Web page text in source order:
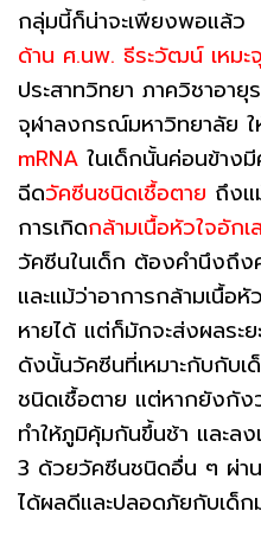
กลุ่มนี้ก็น่าจะเพียงพอแล้ว
ด้าน ศ.นพ. ธีระวัฒน์ เหมะ
ประสาทวิทยา ภาควิชาอา
จุฬาลงกรณ์มหาวิทยาลัย ใ
mRNA ในเด็กนั้นค่อนข้าง
ฉีดวัคซีนชนิดเชื้อตาย ถึงแ
การเกิดกล้ามเนื้อหัวใจอักเ
วัคซีนในเด็ก ต้องคำนึงถึ
และแม้ว่าอาการกล้ามเนื้อ
หายได้ แต่ก็มักจะส่งผลระ
ดังนั้นวัคซีนที่เหมาะกับกับ
ชนิดเชื้อตาย แต่หากยังกัง
ทำให้ภูมิคุ้มกันขึ้นช้า และลง
3 ด้วยวัคซีนชนิดอื่น ๆ ผ่า
ได้ผลดีและปลอดภัยกับเด็ก